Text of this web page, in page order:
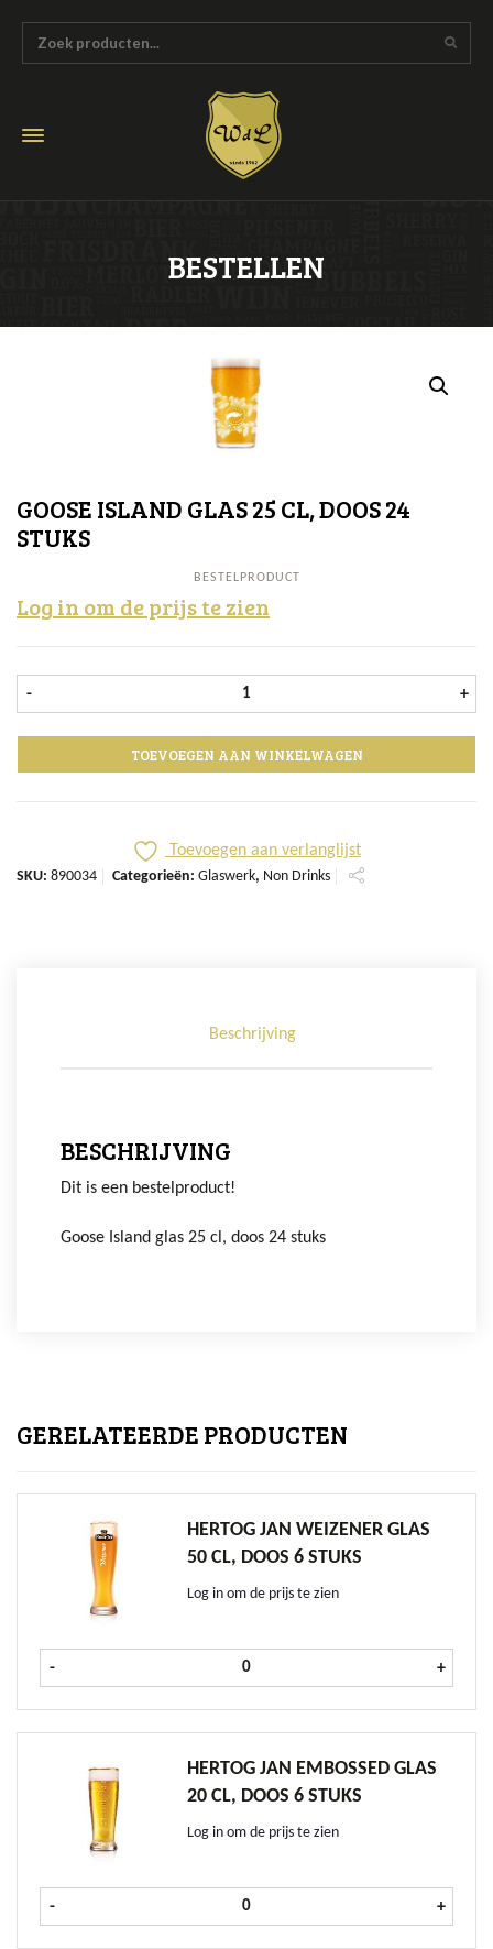
BESTELLEN
GOOSE ISLAND GLAS 25 CL, DOOS 24
STUKS
BESTELPRODUCT
Log in om de prijs te zien
- Goose Island glas 25 cl, doos 24
+
TOEVOEGEN AAN WINKELWAGEN
Toevoegen aan verlanglijst
SKU: 890034 Categorieën: Glaswerk, Non Drinks
Beschrijving
BESCHRIJVING
Dit is een bestelproduct!
Goose Island glas 25 cl, doos 24 stuks
GERELATEERDE PRODUCTEN
HERTOG JAN WEIZENER GLAS
50 CL, DOOS 6 STUKS
Log in om de prijs te zien
- Hertog Jan Weizener glas 50 cl,
+
HERTOG JAN EMBOSSED GLAS
20 CL, DOOS 6 STUKS
Log in om de prijs te zien
- Hertog Jan Embossed glas 20 cl,
+